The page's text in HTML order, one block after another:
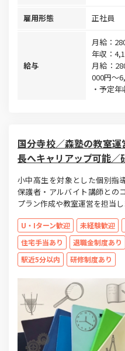
雇用形態 正社員
給与
月給：
年収：
月給：
000円～
・予定
国分寺校／森塾の教室
長へキャリアップ可能／
小中高生を対象とした個別指
保護者・アルバイト講師との
プラン作成や教室運営を担当
U・Iターン歓迎 未経験歓迎
住宅手当あり
退職金制度あり
駅近5分以内
研修制度あり